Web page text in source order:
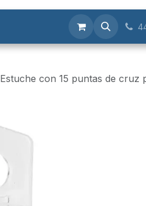
Estuche con 15 puntas de cruz